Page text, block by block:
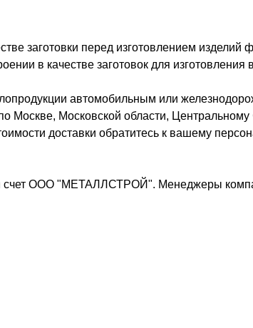
заготовки перед изготовлением
в качестве заготовок для изготовления
автомобильным или
Москве, Московской области,
доставки обратитесь к вашему
счет ООО "МЕТАЛЛСТРОЙ". Менеджеры